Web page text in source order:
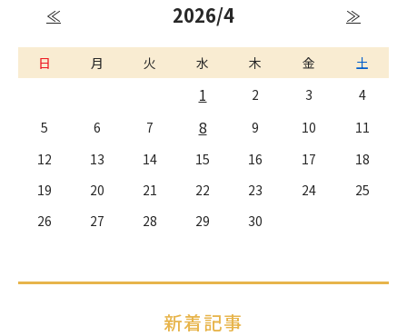
≪ 2026/4 ≫
日 月 火 水 木 金 土
1 2 3
4
5
6 7 8 9 10
11
12
13 14 15 16 17
18
19
20 21 22 23 24
25
26
27 28 29 30
新着記事